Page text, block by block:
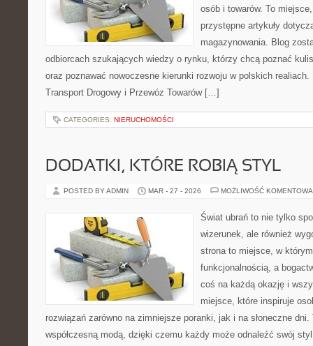
osób i towarów. To
przystępne artykuły
magazynowania. Blog
odbiorcach szukających wiedzy o rynku, którzy chcą poznać
oraz poznawać nowoczesne kierunki rozwoju w polskich
Transport Drogowy i Przewóz Towarów […]
CATEGORIES: NIERUCHOMOŚCI
DODATKI, KTÓRE ROBIĄ STYL
POSTED BY ADMIN MAR - 27 - 2026 MOŻLIWOŚĆ
Świat ubrań to nie tylko
wizerunek, ale również
strona to miejsce, w
funkcjonalnością, a
coś na każdą okazję i
miejsce, które inspiruje
rozwiązań zarówno na zimniejsze poranki, jak i na słoneczne
współczesną modą, dzięki czemu każdy może odnaleźć swój